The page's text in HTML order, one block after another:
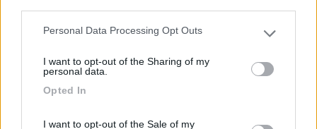
Please note that this website/app uses one or more Google
not limited to your visit or usage behaviour. You may click to
grant or deny consent to Google and its third-party tags to
use your data for below specified purposes in below Google
Personal Data Processing Opt Outs
I want to opt-out of the Sharing of my
personal data.
Opted In
I want to opt-out of the Sale of my
Area di sosta (PS)
Agriturismo Ciao Latte